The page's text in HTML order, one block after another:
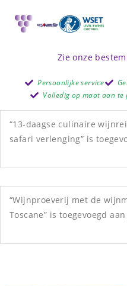
Zie onze
Persoonlijke service
Volledig op maat aan te
“13-daagse culinaire
safari verlenging” is
“Wijnproeverij met de
Toscane” is toegevoegd